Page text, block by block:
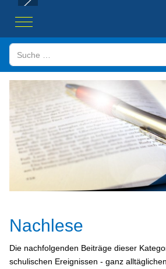
Mobile Menu Toggle
Suchen
Nachlese
Die nachfolgenden Beiträge dieser
schulischen Ereignissen - ganz